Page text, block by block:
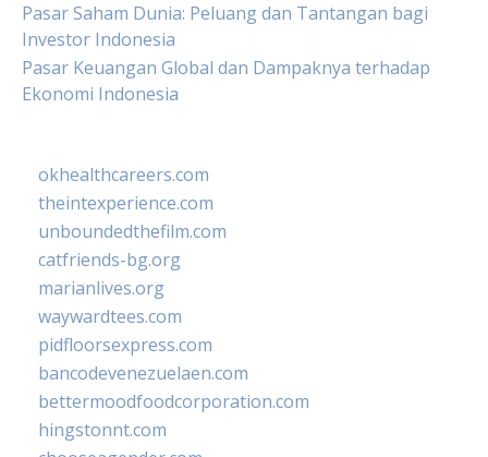
Pasar Saham Dunia: Peluang dan Tantangan bagi
Investor Indonesia
Pasar Keuangan Global dan Dampaknya terhadap
Ekonomi Indonesia
okhealthcareers.com
theintexperience.com
unboundedthefilm.com
catfriends-bg.org
marianlives.org
waywardtees.com
pidfloorsexpress.com
bancodevenezuelaen.com
bettermoodfoodcorporation.com
hingstonnt.com